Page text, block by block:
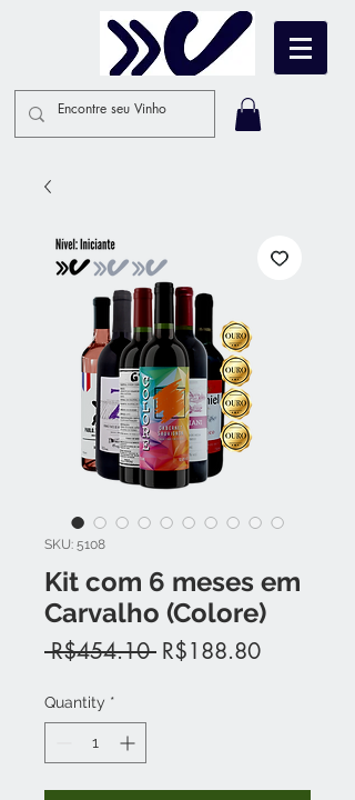
SKU: 5108
Kit com 6 meses em
Carvalho (Colore)
R$454.10 Regular
R$188.80Sale
Quantity *